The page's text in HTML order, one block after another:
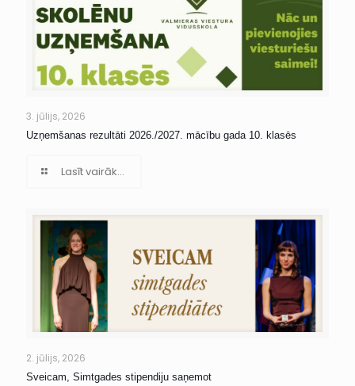
3. jūlijs, 2026
Uzņemšanas rezultāti 2026./2027. mācību gada 10. klasēs
Lasīt vairāk...
2. jūlijs, 2026
Sveicam, Simtgades stipendiju saņemot